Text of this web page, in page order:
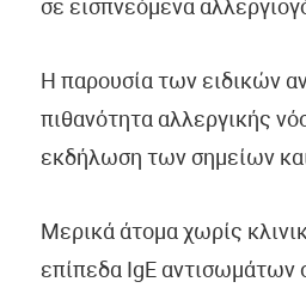
σε εισπνεόμενα
Η παρουσία των ειδικών
πιθανότητα αλλεργικής
εκδήλωση των σημείων
Μερικά άτομα χωρίς
επίπεδα IgE αντισωμάτων